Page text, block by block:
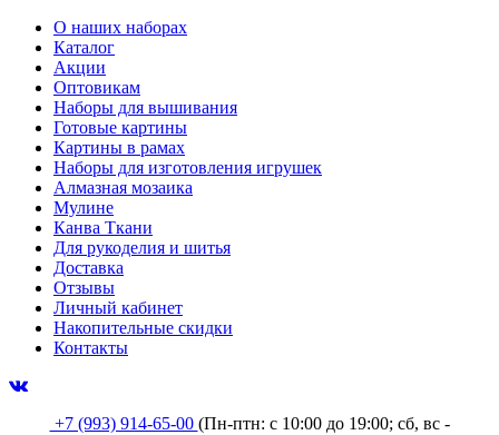
О наших наборах
Каталог
Акции
Оптовикам
Наборы для вышивания
Готовые картины
Картины в рамах
Наборы для изготовления игрушек
Алмазная мозаика
Мулине
Канва Ткани
Для рукоделия и шитья
Доставка
Отзывы
Личный кабинет
Накопительные скидки
Контакты
+7 (993) 914-65-00 (Пн-птн: с10:00 до 19:00; сб, вс -